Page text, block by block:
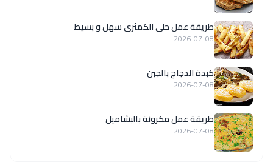
طريقة عمل حلى الكمثرى سهل و بسيط
2026-07-08
كبدة الدجاج بالجبن
2026-07-08
طريقة عمل مكرونة بالبشاميل
2026-07-08